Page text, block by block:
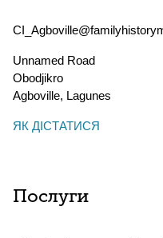
Unnamed Road
Obodjikro
Agboville, Lagunes
ЯК ДІСТАТИСЯ
Послуги